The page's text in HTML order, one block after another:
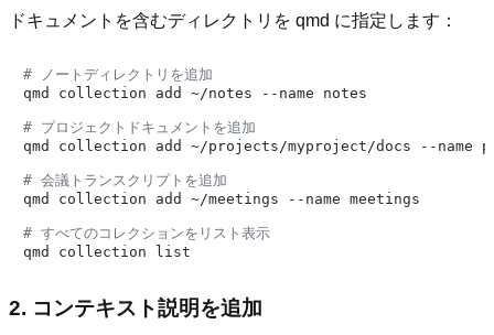
ドキュメントを含むディレクトリを qmd に指定します：
# ノートディレクトリを追加
qmd collection add ~/notes --name notes
# プロジェクトドキュメントを追加
qmd collection add ~/projects/myproject/docs --name
# 会議トランスクリプトを追加
qmd collection add ~/meetings --name meetings
# すべてのコレクションをリスト表示
2. コンテキスト説明を追加